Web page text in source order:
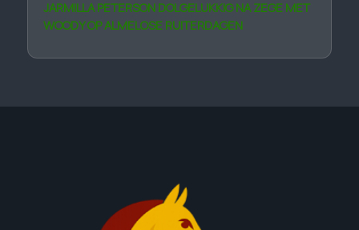
JARMILLA PETERSON DOLGELUKKIG NA ZEGE MET
WOODY OP ALMELOSE RUITERDAGEN